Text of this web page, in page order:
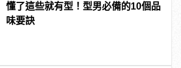
懂了這些就有型！型男必備的10個品
味要訣